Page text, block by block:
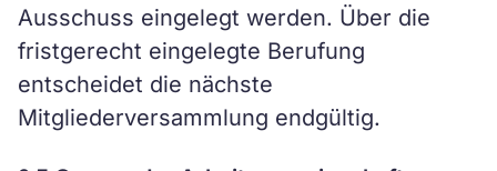
Ausschuss eingelegt werden. Über die
fristgerecht eingelegte Berufung
entscheidet die nächste
Mitgliederversammlung endgültig.